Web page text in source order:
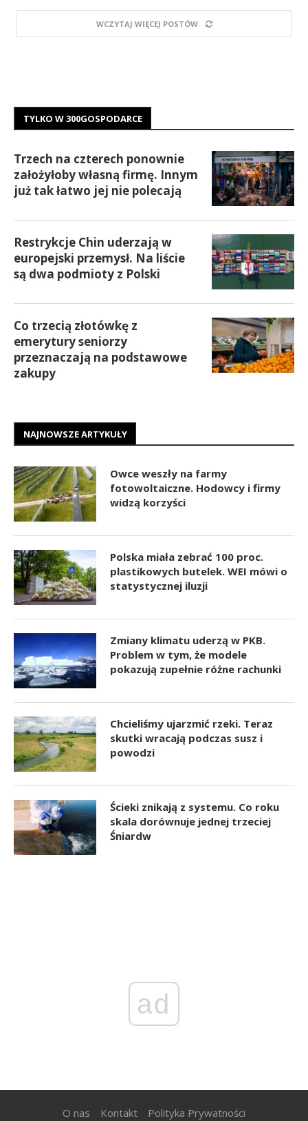
WCZYTAJ WIĘCEJ POSTÓW
TYLKO W 300GOSPODARCE
Trzech na czterech ponownie
założyłoby własną firmę. Innym
już tak łatwo jej nie polecają
Restrykcje Chin uderzają w
europejski przemysł. Na liście
są dwa podmioty z Polski
Co trzecią złotówkę z
emerytury seniorzy
przeznaczają na podstawowe
zakupy
NAJNOWSZE ARTYKUŁY
Owce weszły na farmy
fotowoltaiczne. Hodowcy i firmy
widzą korzyści
Polska miała zebrać 100 proc.
plastikowych butelek. WEI mówi o
statystycznej iluzji
Zmiany klimatu uderzą w PKB.
Problem w tym, że modele
pokazują zupełnie różne rachunki
Chcieliśmy ujarzmić rzeki. Teraz
skutki wracają podczas susz i
powodzi
Ścieki znikają z systemu. Co roku
skala dorównuje jednej trzeciej
Śniardw
ad
O nas Kontakt Polityka Prywatności